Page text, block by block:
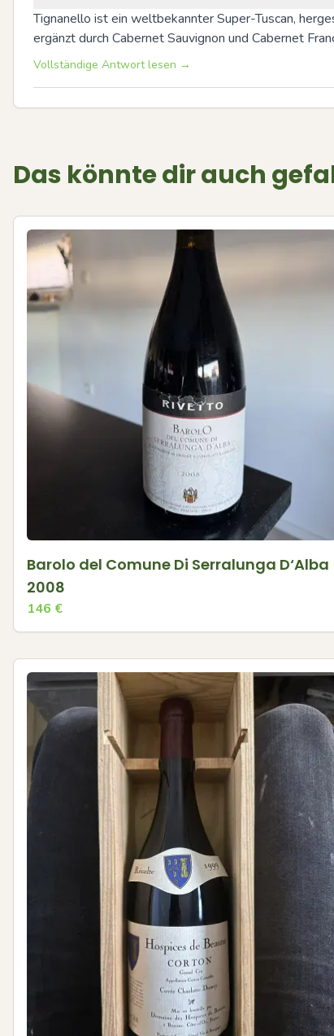
Tignanello ist ein weltbekannter Super-Tuscan,
ergänzt durch Cabernet Sauvignon und Cabernet
Vollständige Antwort lesen →
Das könnte dir auch
Barolo del Comune Di Serralunga D‘Alba
2008
146 €